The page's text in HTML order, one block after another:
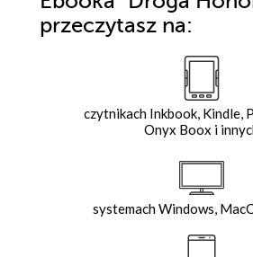
przeczytasz na:
czytnikach Inkbook, Kindle,
Onyx Boox i
systemach Windows,